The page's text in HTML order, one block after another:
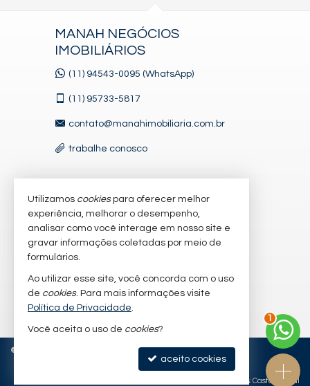
MANAH NEGÓCIOS
IMOBILIÁRIOS
(11) 94543-0095 (WhatsApp)
(11) 95733-5817
contato@manahimobiliaria.com.br
trabalhe conosco
VEJA MAIS
receba nosso newsletter
imóveis favoritos
mapa de imóveis
© Política de Privacidade
Site para imobiliárias: Castel Digital
1
Utilizamos cookiespara oferecer melhor
experiência, melhorar o desempenho,
analisar como você interage em nosso site e
gravar informações coletadas por meio de
formulários.
Ao utilizar esse site, você concorda com o uso
de cookies. Para mais informações visite
Política de Privacidade.
Você aceita o uso de cookies?
aceito cookies